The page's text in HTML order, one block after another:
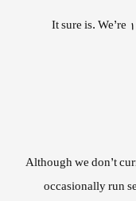
It sure is. We’re
Although we don’t
occasionally run